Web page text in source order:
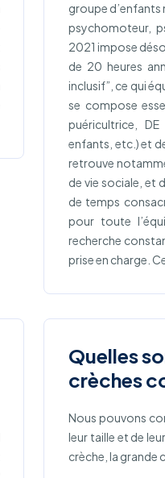
groupe d’enfants
psychomoteur,
2021 impose
de 20 heures
inclusif”, ce qui
se compose
puéricultrice,
enfants, etc.) et
retrouve
de vie sociale, et
de temps
pour toute
recherche
prise en charge.
Quelles
crèches
Nous pouvons
leur taille et de
crèche, la grande